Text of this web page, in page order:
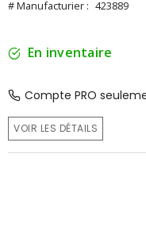
# Manufacturier : 423889
En inventaire
Compte PRO
VOIR LES DÉTAILS